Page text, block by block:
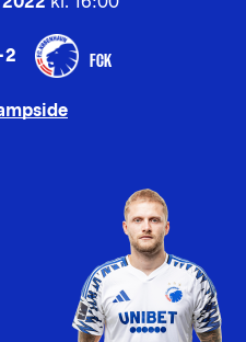
FCK